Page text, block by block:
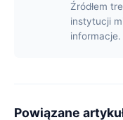
Źródłem
instytucji
informacje.
Powiązane